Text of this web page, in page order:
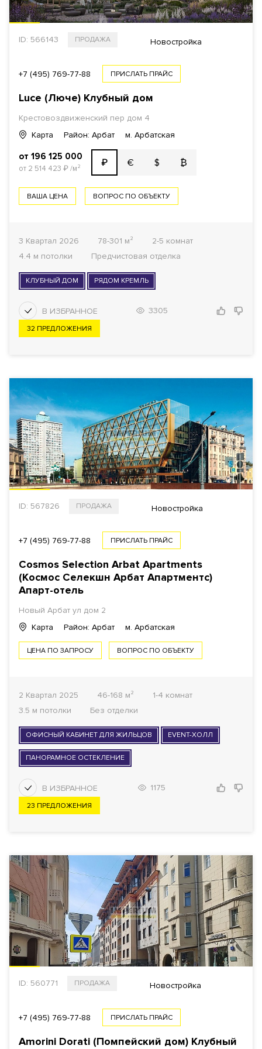
ID: 566143 ПРОДАЖА Новостройка
+7 (495) 769-77-88 ПРИСЛАТЬ ПРАЙС
Luce (Люче) Клубный дом
Крестовоздвиженский пер дом 4
Карта
Район: Арбат м. Арбатская
от 196 125 000
от 2 514 423 ₽/м² ₽ € $ ₿
ВАША ЦЕНА ВОПРОС ПО ОБЪЕКТУ
3 Квартал 2026 78-301 м²
2-5 комнат
4.4 м потолки
Предчистовая отделка
КЛУБНЫЙ ДОМ РЯДОМ КРЕМЛЬ
3305
32 ПРЕДЛОЖЕНИЯ
ID: 567826 ПРОДАЖА Новостройка
+7 (495) 769-77-88 ПРИСЛАТЬ ПРАЙС
Cosmos Selection Arbat Apartments
(Космос Селекшн Арбат Апартментс)
Апарт-отель
Новый Арбат ул дом 2
Карта
Район: Арбат м. Арбатская
ЦЕНА ПО ЗАПРОСУ ВОПРОС ПО ОБЪЕКТУ
2 Квартал 2025 46-168 м²
1-4 комнат
3.5 м потолки
Без отделки
ОФИСНЫЙ КАБИНЕТ ДЛЯ ЖИЛЬЦОВ EVENT-ХОЛЛ
ПАНОРАМНОЕ ОСТЕКЛЕНИЕ
1175
23 ПРЕДЛОЖЕНИЯ
ID: 560771 ПРОДАЖА Новостройка
+7 (495) 769-77-88 ПРИСЛАТЬ ПРАЙС
Amorini Dorati (Помпейский дом) Клубный